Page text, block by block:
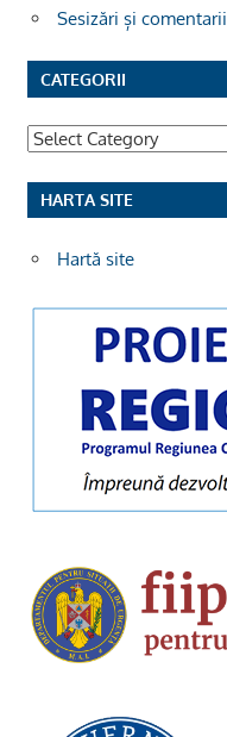
Sesizări și comentarii
CATEGORII
Categorii
HARTA SITE
Hartă site